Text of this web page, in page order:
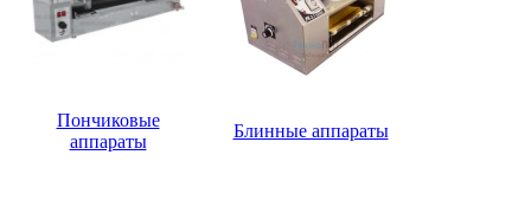
Пончиковые
аппараты
Блинные аппараты